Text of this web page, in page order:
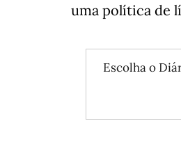
uma política de
Escolha o